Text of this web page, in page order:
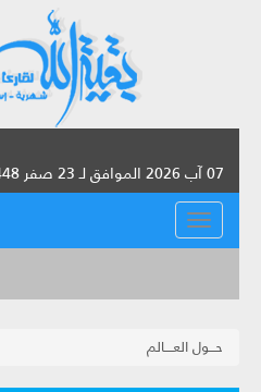
07 آب 2026 الموافق لـ 23 صفر 1448
القائمة
حـــول العــــالم